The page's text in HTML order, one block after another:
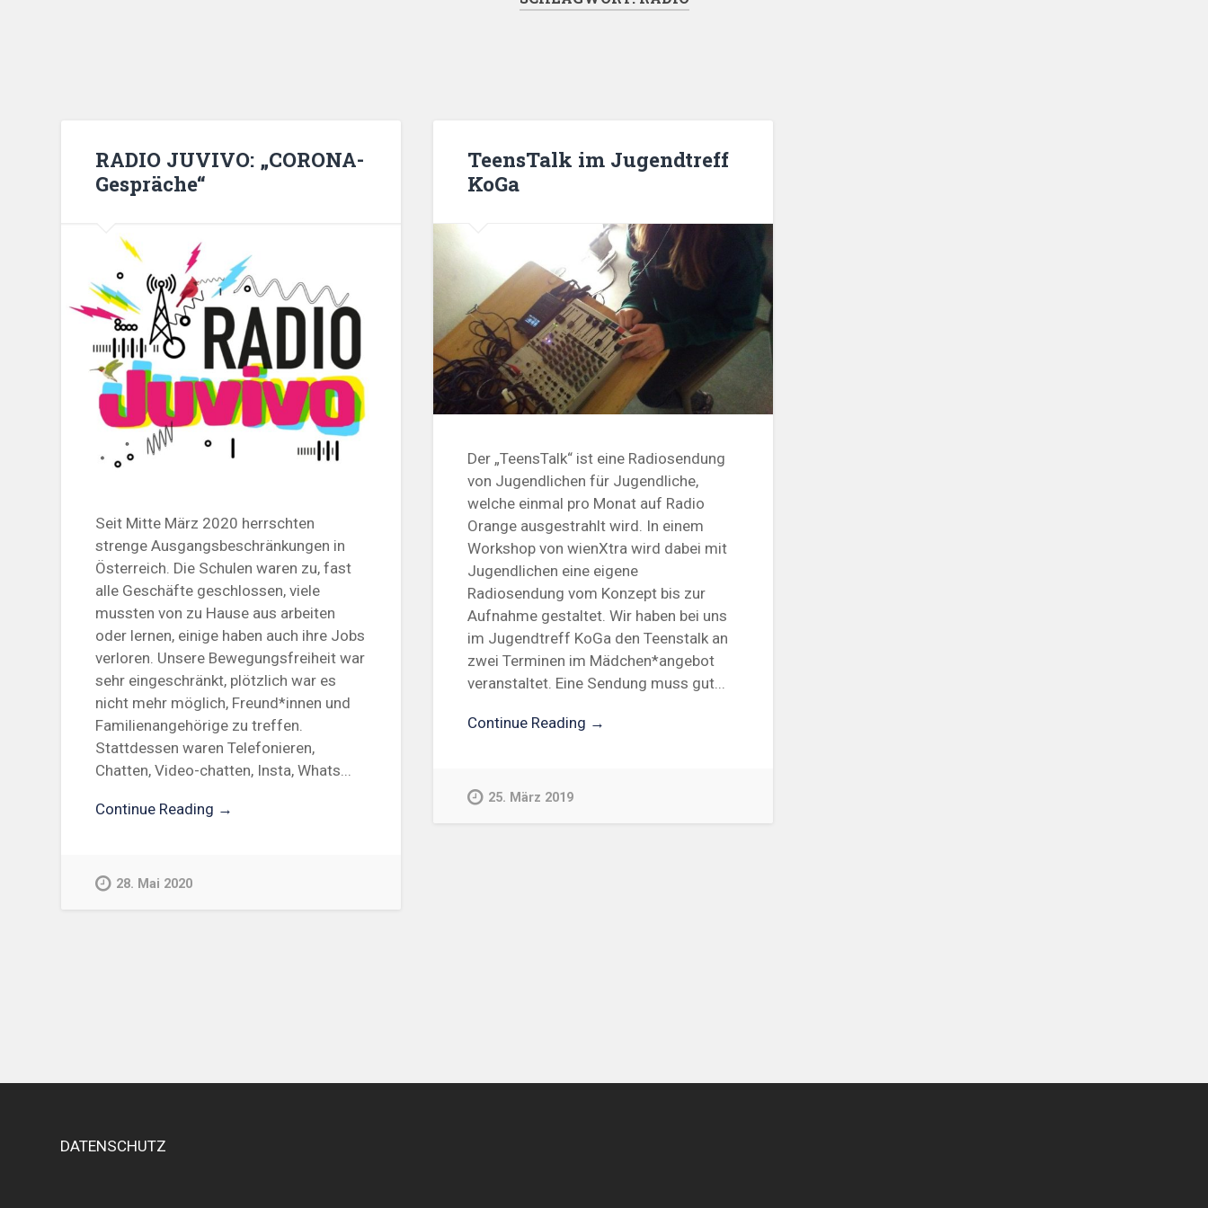
RADIO JUVIVO: „CORONA-
Gespräche“
Seit Mitte März 2020 herrschten
strenge Ausgangsbeschränkungen in
Österreich. Die Schulen waren zu, fast
alle Geschäfte geschlossen, viele
mussten von zu Hause aus arbeiten
oder lernen, einige haben auch ihre Jobs
verloren. Unsere Bewegungsfreiheit war
sehr eingeschränkt, plötzlich war es
nicht mehr möglich, Freund*innen und
Familienangehörige zu treffen.
Stattdessen waren Telefonieren,
Chatten, Video-chatten, Insta, Whats...
Continue Reading →
28. Mai 2020
TeensTalk im Jugendtreff
KoGa
Der „TeensTalk“ ist eine Radiosendung
von Jugendlichen für Jugendliche,
welche einmal pro Monat auf Radio
Orange ausgestrahlt wird. In einem
Workshop von wienXtra wird dabei mit
Jugendlichen eine eigene
Radiosendung vom Konzept bis zur
Aufnahme gestaltet. Wir haben bei uns
im Jugendtreff KoGa den Teenstalk an
zwei Terminen im Mädchen*angebot
veranstaltet. Eine Sendung muss gut...
Continue Reading →
25. März 2019
DATENSCHUTZ